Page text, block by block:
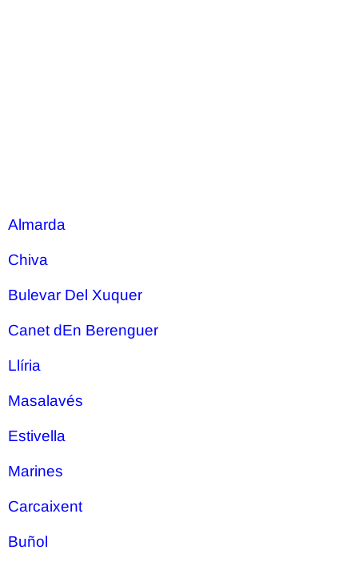
Almarda
Chiva
Bulevar Del Xuquer
Canet dEn Berenguer
Llíria
Masalavés
Estivella
Marines
Carcaixent
Buñol